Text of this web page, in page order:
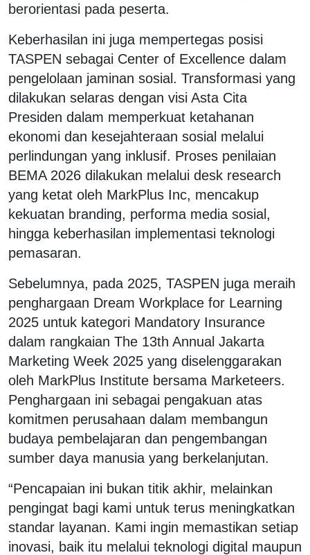
berorientasi pada peserta.
Keberhasilan ini juga mempertegas posisi
TASPEN sebagai Center of Excellence dalam
pengelolaan jaminan sosial. Transformasi yang
dilakukan selaras dengan visi Asta Cita
Presiden dalam memperkuat ketahanan
ekonomi dan kesejahteraan sosial melalui
perlindungan yang inklusif. Proses penilaian
BEMA 2026 dilakukan melalui desk research
yang ketat oleh MarkPlus Inc, mencakup
kekuatan branding, performa media sosial,
hingga keberhasilan implementasi teknologi
pemasaran.
Sebelumnya, pada 2025, TASPEN juga meraih
penghargaan Dream Workplace for Learning
2025 untuk kategori Mandatory Insurance
dalam rangkaian The 13th Annual Jakarta
Marketing Week 2025 yang diselenggarakan
oleh MarkPlus Institute bersama Marketeers.
Penghargaan ini sebagai pengakuan atas
komitmen perusahaan dalam membangun
budaya pembelajaran dan pengembangan
sumber daya manusia yang berkelanjutan.
“Pencapaian ini bukan titik akhir, melainkan
pengingat bagi kami untuk terus meningkatkan
standar layanan. Kami ingin memastikan setiap
inovasi, baik itu melalui teknologi digital maupun